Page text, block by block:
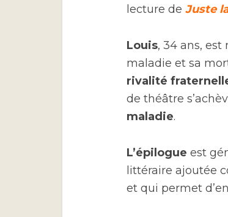
lecture de Juste
Louis, 34 ans,
maladie et sa
rivalité
de théâtre
maladie.
L’épilogue est
littéraire ajoutée
et qui permet